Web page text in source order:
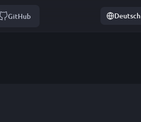
GitHub Deutsch